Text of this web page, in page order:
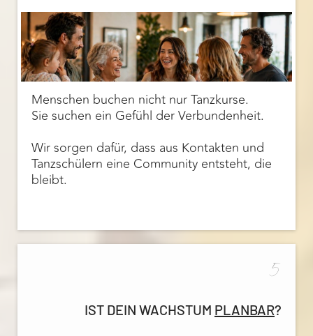
Menschen buchen nicht nur Tanzkurse.
Sie suchen ein Gefühl der Verbundenheit.
Wir sorgen dafür, dass aus Kontakten und
Tanzschülern eine Community entsteht, die
bleibt.
5
IST DEIN WACHSTUM PLANBAR?